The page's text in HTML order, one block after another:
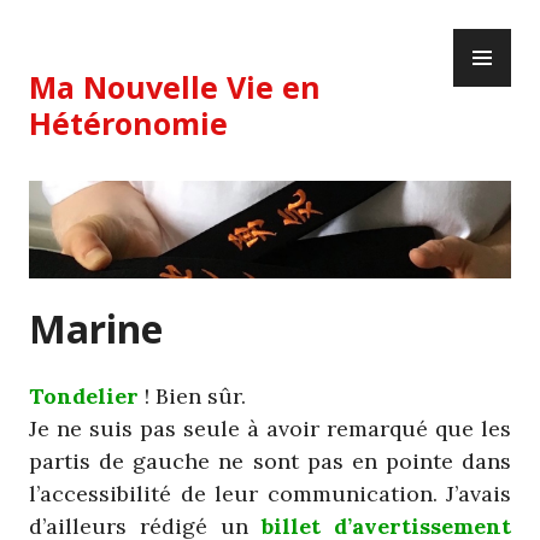
content
Ma Nouvelle Vie en
Hétéronomie
Marine
Tondelier ! Bien sûr.
Je ne suis pas seule à avoir remarqué que les
partis de gauche ne sont pas en pointe dans
l’accessibilité de leur communication. J’avais
d’ailleurs rédigé unbillet d’avertissement